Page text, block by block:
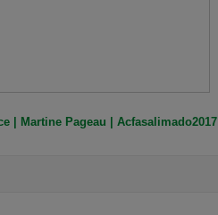
| Martine Pageau | Acfasalimado2017